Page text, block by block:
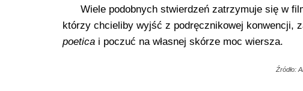
Wiele podobnych stwierdzeń zatrzymuje się w
którzy chcieliby wyjść z podręcznikowej konwencji,
poetica i poczuć na własnej skórze moc wiersza.
Źródło: